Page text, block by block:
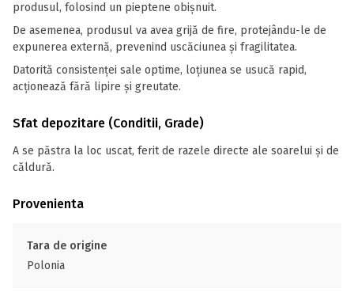
produsul, folosind un pieptene obișnuit.
De asemenea, produsul va avea grijă de fire, protejându-le de
expunerea externă, prevenind uscăciunea și fragilitatea.
Datorită consistenței sale optime, loțiunea se usucă rapid,
acționează fără lipire și greutate.
Sfat depozitare (Conditii, Grade)
A se păstra la loc uscat, ferit de razele directe ale soarelui și de
căldură.
Provenienta
Tara de origine
Polonia